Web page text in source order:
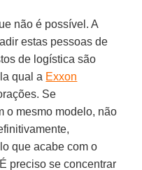
não é possível. A
estas pessoas de
de logística são
qual a Exxon
Se
o mesmo modelo, não
que acabe com o
preciso se concentrar